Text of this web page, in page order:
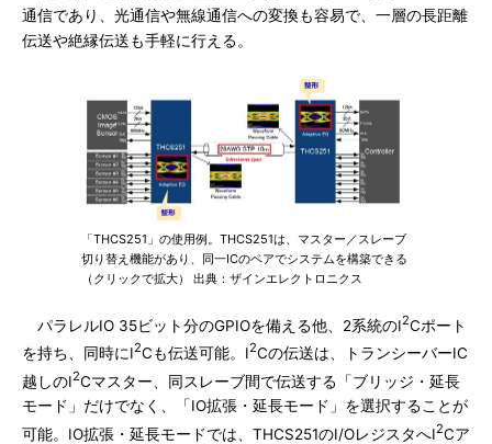
通信であり、光通信や無線通信への変換も容易で、一層の長距離
伝送や絶縁伝送も手軽に行える。
「THCS251」の使用例。THCS251は、マスター／スレーブ
切り替え機能があり、同一ICのペアでシステムを構築できる
（クリックで拡大） 出典：ザインエレクトロニクス
パラレルIO 35ビット分のGPIOを備える他、2系統のI2Cポート
を持ち、同時にI2Cも伝送可能。I2Cの伝送は、トランシーバーIC
越しのI2Cマスター、同スレーブ間で伝送する「ブリッジ・延長
モード」だけでなく、「IO拡張・延長モード」を選択することが
可能。IO拡張・延長モードでは、THCS251のI/OレジスタへI2Cア